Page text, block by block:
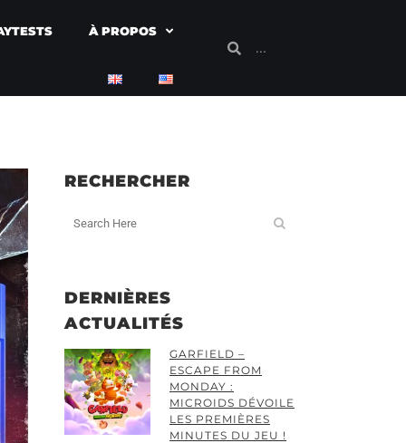
À PROPOS
RECHERCHER
DERNIÈRES
ACTUALITÉS
GARFIELD –
ESCAPE FROM
MONDAY :
MICROIDS DÉVOILE
LES PREMIÈRES
MINUTES DU JEU !